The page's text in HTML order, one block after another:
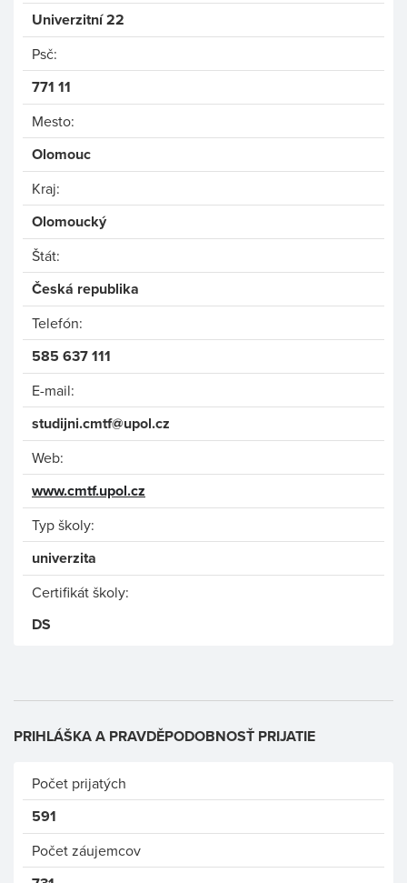
Univerzitní 22
Psč:
771 11
Mesto:
Olomouc
Kraj:
Olomoucký
Štát:
Česká republika
Telefón:
585 637 111
E-mail:
studijni.cmtf@upol.cz
Web:
www.cmtf.upol.cz
Typ školy:
univerzita
Certifikát školy:
DS
PRIHLÁŠKA A PRAVDĚPODOBNOSŤ PRIJATIE
Počet prijatých
591
Počet záujemcov